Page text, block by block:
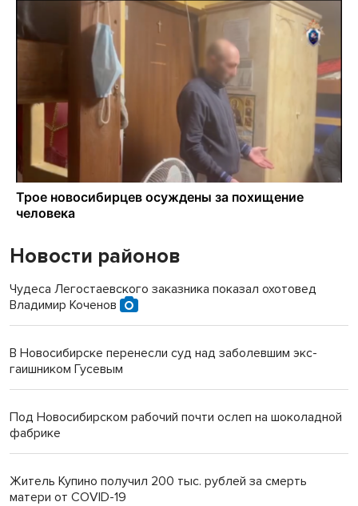
Новости районов
Чудеса Легостаевского заказника показал охотовед
Владимир Коченов
В Новосибирске перенесли суд над заболевшим экс-
гаишником Гусевым
Под Новосибирском рабочий почти ослеп на шоколадной
фабрике
Житель Купино получил 200 тыс. рублей за смерть
матери от COVID-19